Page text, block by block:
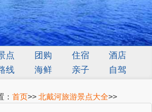
点 团购 住宿
酒店
线 海鲜 亲子 自驾
： 首页>> 北戴河旅游景点大全>>